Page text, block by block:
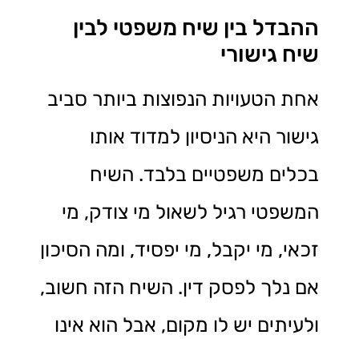
ההבדל בין שיח משפטי לבין
שיח גישורי
אחת הטעויות הנפוצות ביותר סביב
גישור היא הניסיון למדוד אותו
בכלים משפטיים בלבד. השיח
המשפטי רגיל לשאול מי צודק, מי
זכאי, מי יקבל, מי יפסיד, ומה הסיכון
אם נלך לפסק דין. השיח הזה חשוב,
ולעיתים יש לו מקום, אבל הוא אינו